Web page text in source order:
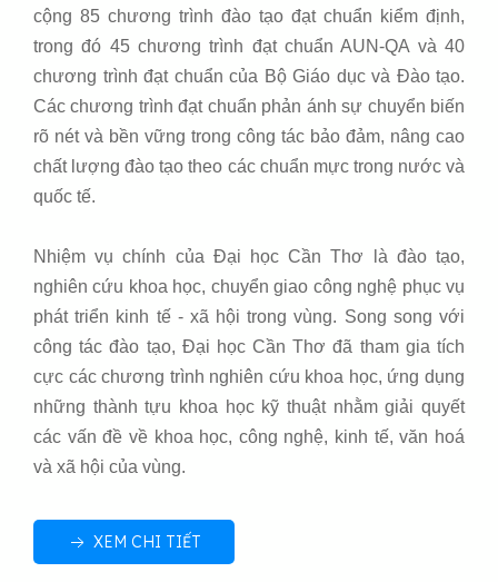
cộng 85 chương trình đào tạo đạt chuẩn kiểm định,
trong đó 45 chương trình đạt chuẩn AUN-QA và 40
chương trình đạt chuẩn của Bộ Giáo dục và Đào tạo.
Các chương trình đạt chuẩn phản ánh sự chuyển biến
rõ nét và bền vững trong công tác bảo đảm, nâng cao
chất lượng đào tạo theo các chuẩn mực trong nước và
quốc tế.
Nhiệm vụ chính của Đại học Cần Thơ là đào tạo,
nghiên cứu khoa học, chuyển giao công nghệ phục vụ
phát triển kinh tế - xã hội trong vùng. Song song với
công tác đào tạo, Đại học Cần Thơ đã tham gia tích
cực các chương trình nghiên cứu khoa học, ứng dụng
những thành tựu khoa học kỹ thuật nhằm giải quyết
các vấn đề về khoa học, công nghệ, kinh tế, văn hoá
và xã hội của vùng.
XEM CHI TIẾT